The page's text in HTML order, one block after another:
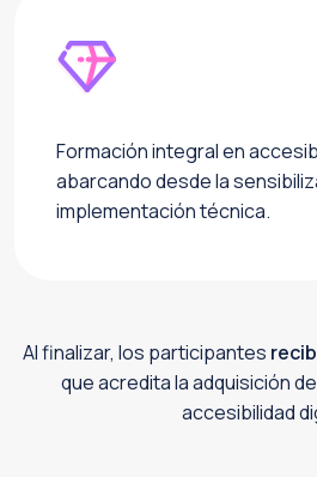
Formación integral en
abarcando desde la
implementación técnica.
Al finalizar, los participantes
que acredita la adquisición
accesibilidad